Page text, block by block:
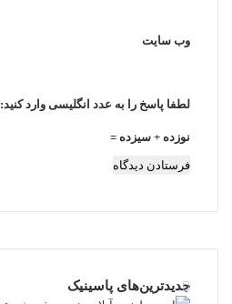
وب‌ سایت
لطفا پاسخ را به عدد انگلیسی وارد کنید:
نوزده + سیزده =
جدیدترین‌های پاسینیک